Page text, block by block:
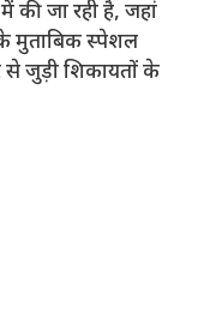
की जा रही है, जहां
के मुताबिक स्पेशल
से जुड़ी शिकायतों के